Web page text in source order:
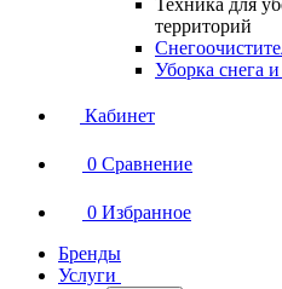
Техника для
территорий
Уборка снега
Кабинет
0 Сравнение
0 Избранное
Бренды
Услуги